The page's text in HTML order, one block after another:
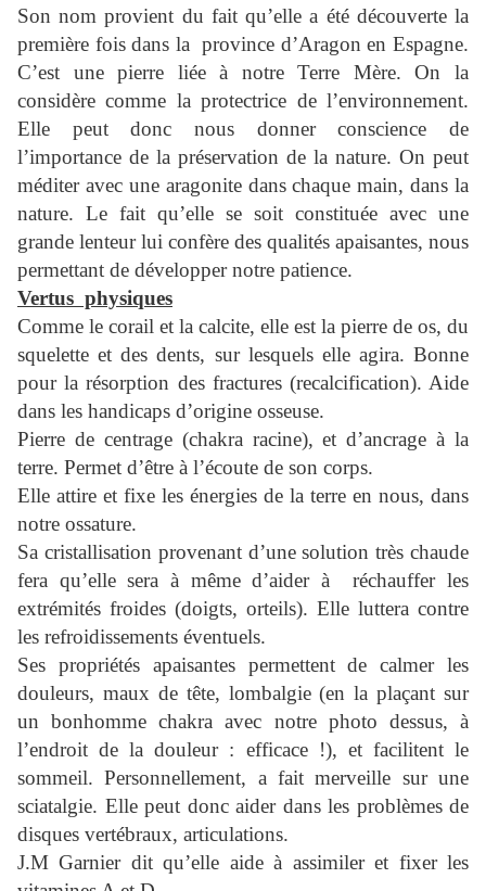
Son nom provient du fait qu’elle a été découverte la
première fois dans la province d’Aragon en Espagne.
C’est une pierre liée à notre Terre Mère. On la
considère comme la protectrice de l’environnement.
Elle peut donc nous donner conscience de
l’importance de la préservation de la nature. On peut
méditer avec une aragonite dans chaque main, dans la
nature. Le fait qu’elle se soit constituée avec une
grande lenteur lui confère des qualités apaisantes, nous
permettant de développer notre patience.
Vertus physiques
Comme le corail et la calcite, elle est la pierre de os, du
squelette et des dents, sur lesquels elle agira. Bonne
pour la résorption des fractures (recalcification). Aide
dans les handicaps d’origine osseuse.
Pierre de centrage (chakra racine), et d’ancrage à la
terre. Permet d’être à l’écoute de son corps.
Elle attire et fixe les énergies de la terre en nous, dans
notre ossature.
Sa cristallisation provenant d’une solution très chaude
fera qu’elle sera à même d’aider à réchauffer les
extrémités froides (doigts, orteils). Elle luttera contre
les refroidissements éventuels.
Ses propriétés apaisantes permettent de calmer les
douleurs, maux de tête, lombalgie (en la plaçant sur
un bonhomme chakra avec notre photo dessus, à
l’endroit de la douleur : efficace !), et facilitent le
sommeil. Personnellement, a fait merveille sur une
sciatalgie. Elle peut donc aider dans les problèmes de
disques vertébraux, articulations.
J.M Garnier dit qu’elle aide à assimiler et fixer les